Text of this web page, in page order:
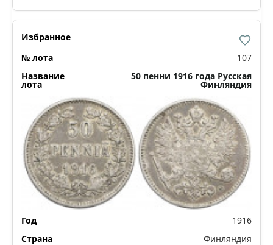
107
50 пенни 1916 года Русская
Финляндия
1916
Финляндия